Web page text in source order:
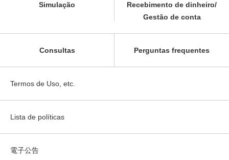
Simulação
Recebimento de dinheiro/
Gestão de conta
Consultas Perguntas frequentes
Termos de Uso, etc.
Lista de políticas
電子公告